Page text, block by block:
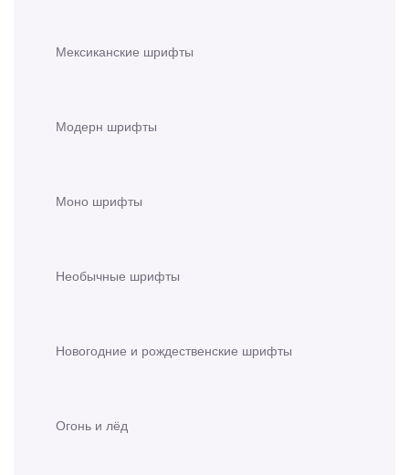
Мексиканские шрифты
Модерн шрифты
Моно шрифты
Необычные шрифты
Новогодние и рождественские шрифты
Огонь и лёд